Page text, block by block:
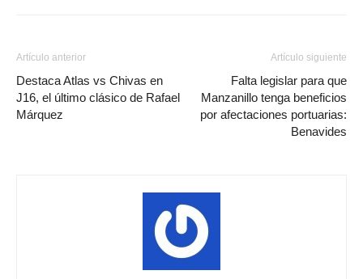
Artículo anterior
Destaca Atlas vs Chivas en
J16, el último clásico de Rafael
Márquez
Artículo siguiente
Falta legislar para que
Manzanillo tenga beneficios
por afectaciones portuarias:
Benavides